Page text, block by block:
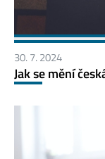
30. 7. 2024
Jak se mění